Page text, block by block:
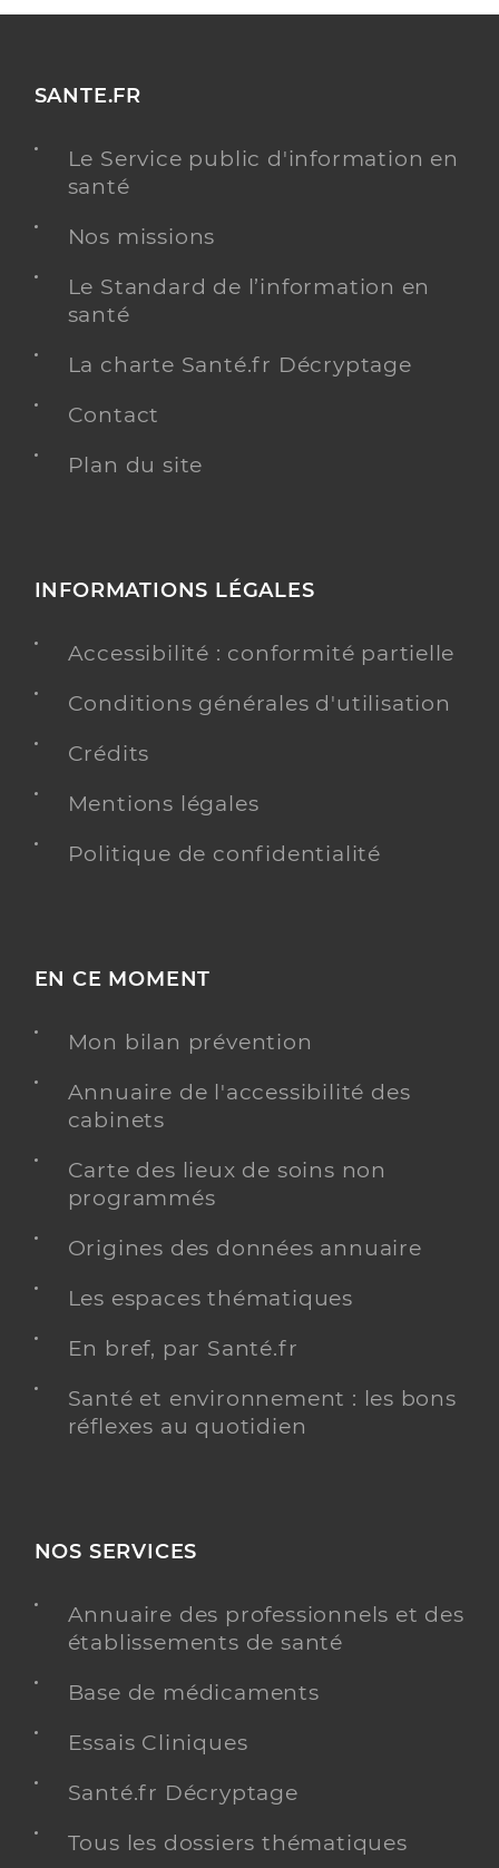
SANTE.FR
Le Service public d'information en
santé
Nos missions
Le Standard de l’information en
santé
La charte Santé.fr Décryptage
Contact
Plan du site
INFORMATIONS LÉGALES
Accessibilité : conformité partielle
Conditions générales d'utilisation
Crédits
Mentions légales
Politique de confidentialité
EN CE MOMENT
Mon bilan prévention
Annuaire de l'accessibilité des
cabinets
Carte des lieux de soins non
programmés
Origines des données annuaire
Les espaces thématiques
En bref, par Santé.fr
Santé et environnement : les bons
réflexes au quotidien
NOS SERVICES
Annuaire des professionnels et des
établissements de santé
Base de médicaments
Essais Cliniques
Santé.fr Décryptage
Tous les dossiers thématiques